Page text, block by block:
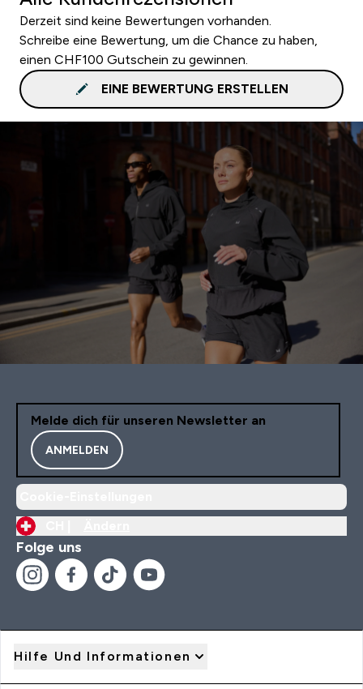
Derzeit sind keine Bewertungen vorhanden.
Schreibe eine Bewertung, um die Chance zu haben,
einen CHF100 Gutschein zu gewinnen.
EINE BEWERTUNG ERSTELLEN
Melde dich für unseren Newsletter an
ANMELDEN
Folge uns
Hilfe Und Informationen